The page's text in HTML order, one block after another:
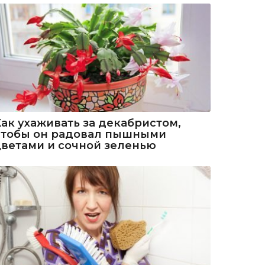
ухаживать за декабристом,
он радовал пышными
и сочной зеленью